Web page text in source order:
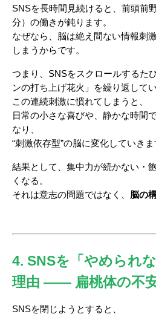
SNSを長時間見続けると、前頭前
分）の働きが鈍ります。
なぜなら、脳は絶え間ない情報刺
しまうからです。
つまり、SNSをスクロールするた
ンの打ち上げ花火」を繰り返してい
この連続刺激に慣れてしまうと、
日常の小さな喜びや、静かな時間
なり、
“刺激依存型”の脳に変化していきま
結果として、集中力が続かない・
くなる。
それは意志の問題ではなく、 脳の
4. SNSを「やめられ
理由 ―― 扁桃体の不
SNSを閉じようとすると、